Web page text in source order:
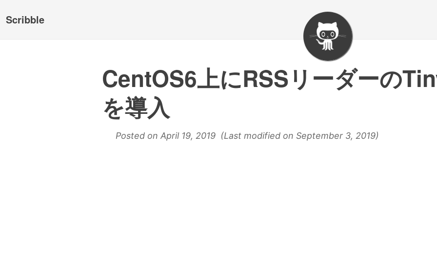
Scribble
CentOS6上にRSSリーダーの
を導入
Posted on April 19, 2019 (Last modified on September 3, 2019)